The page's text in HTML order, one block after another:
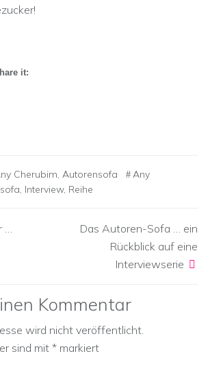
it:
Cherubim, Autorensofa
Any
, Interview, Reihe
…
Das Autoren-Sofa … ein
Rückblick auf eine
Interviewserie
Kommentar
wird nicht veröffentlicht.
sind mit * markiert